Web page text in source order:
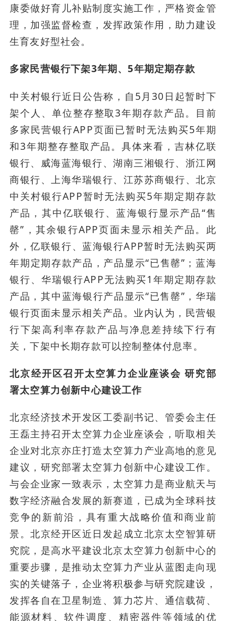
康委做好育儿补贴制度实施工作，严格资金管
理，加强监督检查，发挥政策作用，助力建设
生育友好型社会。
多家民营银行下架3年期、5年期定期存款
中关村银行近日公告称，自5月30日起暂时下
架个人、单位整存整取3年期存款产品。目前
多家民营银行APP页面已暂时无法购买5年期
和3年期整存整取产品。具体来看，吉林亿联
银行、威海蓝海银行、湖南三湘银行、浙江网
商银行、上海华瑞银行、江苏苏商银行、北京
中关村银行APP暂时无法购买5年期定期存款
产品，其中亿联银行、蓝海银行显示产品“售
罄”，其余银行APP页面未显示相关产品。此
外，亿联银行、蓝海银行APP暂时无法购买两
年期定期存款产品，产品显示“已售罄”；蓝海
银行、华瑞银行APP无法购买1年期定期存款
产品，其中蓝海银行产品显示“已售罄”，华瑞
银行页面未显示相关产品。业内认为，民营银
行下架高利率存款产品与净息差持续下行有
关，下架中长期存款可以控制整体付息率。
北京经开区召开太空算力企业座谈会 研究部
署太空算力创新中心建设工作
北京经济技术开发区工委副书记、管委会主任
王磊主持召开太空算力企业座谈会，听取相关
企业对北京亦庄打造太空算力产业高地的意见
建议，研究部署太空算力创新中心建设工作。
与会企业家一致表示，太空算力是商业航天与
数字经济融合发展的新赛道，已成为全球科技
竞争的新前沿，具有重大战略价值和商业前
景。北京经开区近日发起成立北京太空智算研
究院，是高水平建设北京太空算力创新中心的
重要步骤，是推动太空算力产业从蓝图走向现
实的关键落子，企业将积极参与研究院建设，
发挥各自在卫星制造、算力芯片、通信载荷、
能源材料、软件调度、精密器件等领域的优